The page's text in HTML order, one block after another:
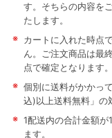
す。そちらの内容を
たします。
※ カートに入れた時点
ん。ご注文商品は最
点で確定となります。
※ 個別に送料がかかっ
込)以上送料無料」の
※ 1配送内の合計金額
ます。